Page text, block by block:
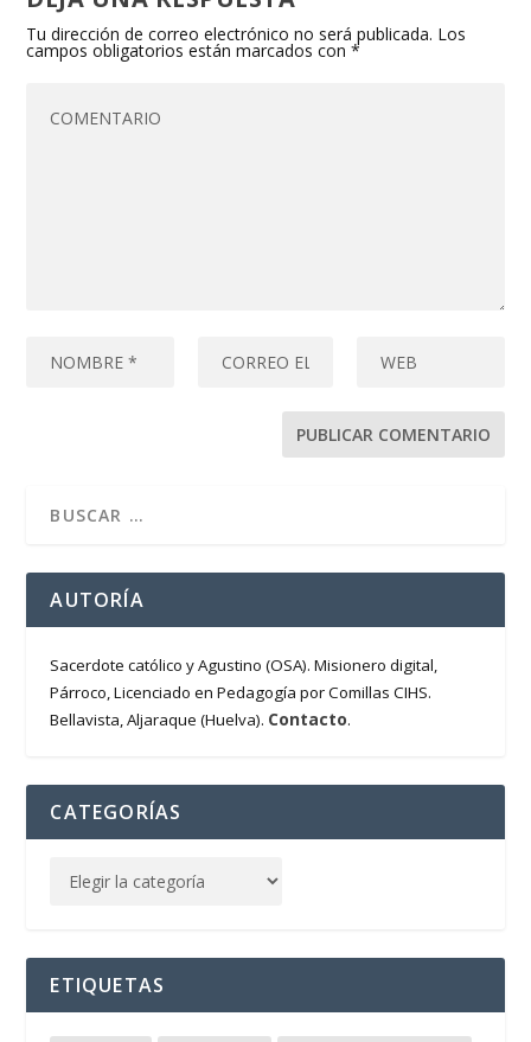
Tu dirección de correo electrónico no será publicada. Los
campos obligatorios están marcados con*
AUTORÍA
Sacerdote católico y Agustino (OSA). Misionero digital,
Párroco, Licenciado en Pedagogía por Comillas CIHS.
Bellavista, Aljaraque (Huelva). Contacto.
CATEGORÍAS
ETIQUETAS